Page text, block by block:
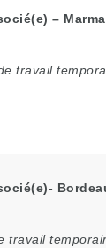
–
travail
travail